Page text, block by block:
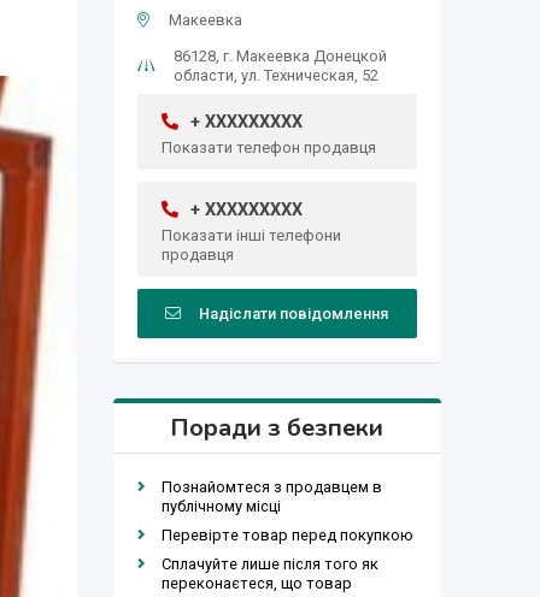
Макеевка
86128, г. Макеевка Донецкой
области, ул. Техническая, 52
+ XXXXXXXXX
Показати телефон продавця
+ XXXXXXXXX
Показати інші телефони
продавця
Надіслати повідомлення
Поради з безпеки
Познайомтеся з продавцем в
публічному місці
Перевірте товар перед покупкою
Сплачуйте лише після того як
переконаєтеся, що товар